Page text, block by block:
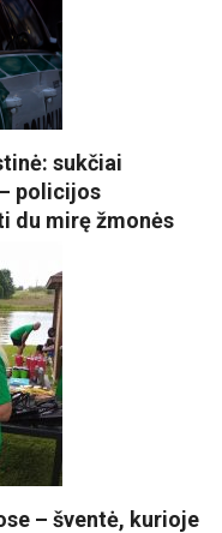
sukčiai
policijos
du mirę žmonės
– šventė, kurioje